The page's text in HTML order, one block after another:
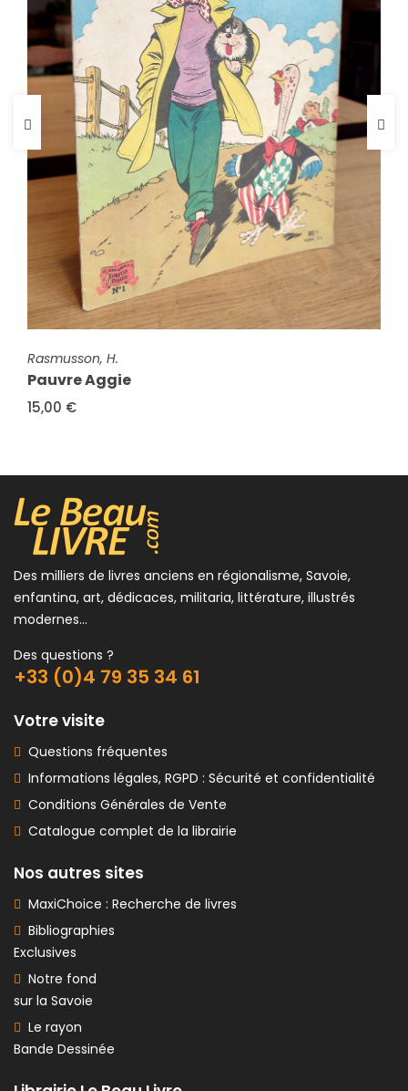
FICHE COMPLÈTE
Rasmusson, H.
Pauvre Aggie
15,00 €
FICHE COMPLÈTE
Rasmusson, H.
Aggie et le bandit
15,00 €
Des milliers de livres anciens en régionalisme, Savoie,
enfantina, art, dédicaces, militaria, littérature, illustrés
modernes...
Des questions ?
+33 (0)4 79 35 34 61
Votre visite
Questions fréquentes
Informations légales, RGPD : Sécurité et confidentialité
Conditions Générales de Vente
Catalogue complet de la librairie
Nos autres sites
MaxiChoice : Recherche de livres
Bibliographies
Exclusives
Notre fond
sur la Savoie
Le rayon
Bande Dessinée